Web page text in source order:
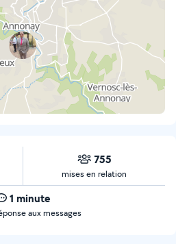
755
mises en relation
1 minute
aux messages